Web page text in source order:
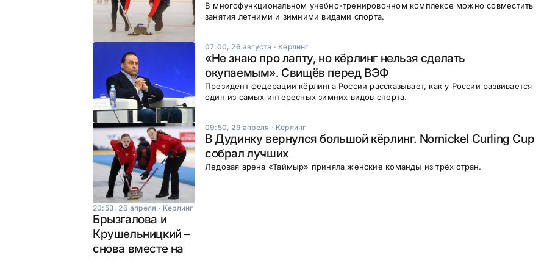
В многофункциональном учебно-тренировочном комплексе можно совместить
занятия летними и зимними видами спорта.
07:00, 26 августа · Керлинг
«Не знаю про лапту, но кёрлинг нельзя сделать
окупаемым». Свищёв перед ВЭФ
Президент федерации кёрлинга России рассказывает, как у России развивается
один из самых интересных зимних видов спорта.
09:50, 29 апреля · Керлинг
В Дудинку вернулся большой кёрлинг. Nornickel Curling Cup
собрал лучших
Ледовая арена «Таймыр» приняла женские команды из трёх стран.
20:53, 26 апреля · Керлинг
Брызгалова и
Крушельницкий –
снова вместе на